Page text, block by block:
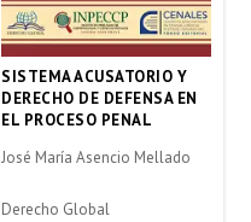
SISTEMA ACUSATORIO Y
DERECHO DE DEFENSA EN
EL PROCESO PENAL
José María Asencio Mellado
Derecho Global